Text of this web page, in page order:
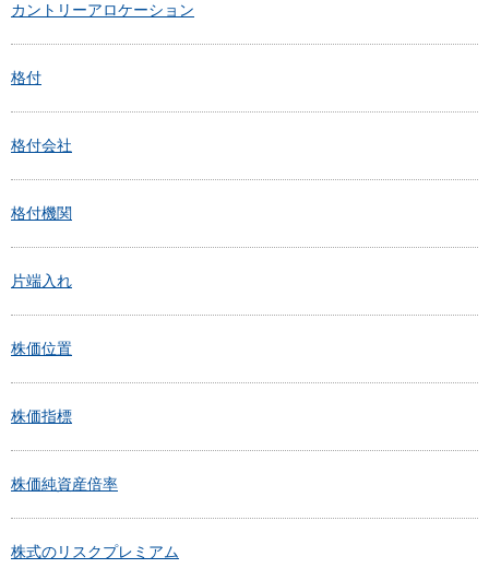
カントリーアロケーション
格付
格付会社
格付機関
片端入れ
株価位置
株価指標
株価純資産倍率
株式のリスクプレミアム